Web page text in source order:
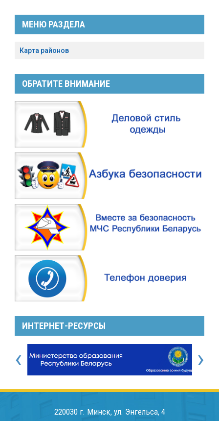
МЕНЮ РАЗДЕЛА
Карта районов
ОБРАТИТЕ ВНИМАНИЕ
ИНТЕРНЕТ-РЕСУРСЫ
‹ ›
220030 г. Минск, ул. Энгельса, 4